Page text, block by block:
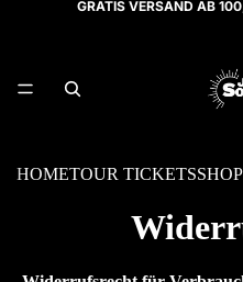
GRATIS VERSAND AB
HOMETOUR TICKETSSHOP